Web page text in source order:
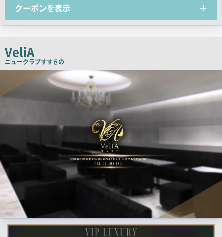
チ
ー
クーポンを表示
VeliA
ニュークラブすすきの
果
画